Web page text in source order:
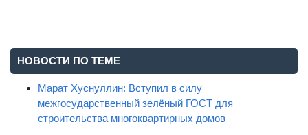
НОВОСТИ ПО ТЕМЕ
Марат Хуснуллин: Вступил в силу
межгосударственный зелёный ГОСТ для